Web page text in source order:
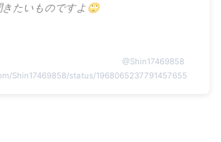
きたいものですよ🙄
@Shin17469858
Shin17469858/status/1968065237791457655